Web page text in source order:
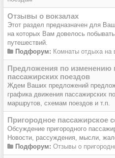
Отзывы о вокзалах
Этот раздел предназначен для
на которых Вам довелось
путешествий.
Подфорум: Комнаты отдыха на
Предложения по изменению
пассажирских поездов
Ждем Ваших предложений
графика движения пассажирских
маршрутов, схемам поездов и т.п.
Пригородное пассажирское
Обсуждение пригородного
Новости, рассуждения, мысли,
Подфорум: Отзывы о